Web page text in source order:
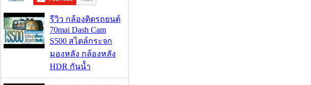
รีวิว กล้องติดรถยนต์
70mai Dash Cam
S500 สไตล์กระจก
มองหลัง กล้องหลัง
HDR กันน้ำ